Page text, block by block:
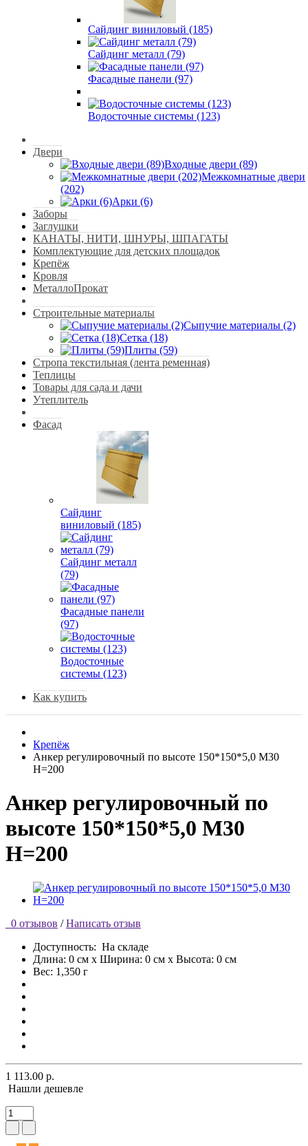
Сайдинг виниловый (185)
Сайдинг металл (79)
Фасадные панели (97)
Водосточные системы (123)
Двери
Входные двери (89)
Межкомнатные двери
(202)
Арки (6)
Заборы
Заглушки
КАНАТЫ, НИТИ, ШНУРЫ, ШПАГАТЫ
Комплектующие для детских площадок
Крепёж
Кровля
МеталлоПрокат
Строительные материалы
Сыпучие материалы (2)
Сетка (18)
Плиты (59)
Стропа текстильная (лента ременная)
Теплицы
Товары для сада и дачи
Утеплитель
Фасад
Сайдинг
виниловый (185)
Сайдинг металл
(79)
Фасадные панели
(97)
Водосточные
системы (123)
Как купить
Крепёж
Анкер регулировочный по высоте 150*150*5,0 М30
Н=200
Анкер регулировочный по
высоте 150*150*5,0 М30
Н=200
0 отзывов / Написать отзыв
Доступность: На складе
Длина: 0 см x Ширина: 0 см x Высота: 0 см
Вес: 1,350 г
1 113.00 р.
Нашли дешевле